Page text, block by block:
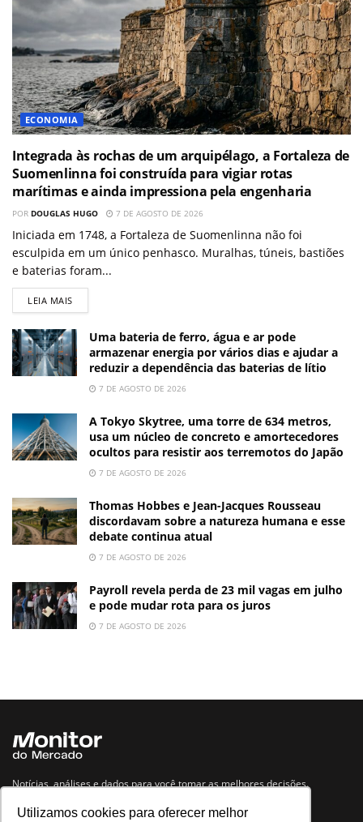
Utilizamos cookies para oferecer melhor
ECONOMIA
Integrada às rochas de um arquipélago, a Fortaleza de
Suomenlinna foi construída para vigiar rotas
marítimas e ainda impressiona pela engenharia
POR DOUGLAS HUGO 7 DE AGOSTO DE 2026
Iniciada em 1748, a Fortaleza de Suomenlinna não foi
esculpida em um único penhasco. Muralhas, túneis, bastiões
e baterias foram...
LEIA MAIS
Uma bateria de ferro, água e ar pode
armazenar energia por vários dias e ajudar a
reduzir a dependência das baterias de lítio
7 DE AGOSTO DE 2026
A Tokyo Skytree, uma torre de 634 metros,
usa um núcleo de concreto e amortecedores
ocultos para resistir aos terremotos do Japão
7 DE AGOSTO DE 2026
Thomas Hobbes e Jean-Jacques Rousseau
discordavam sobre a natureza humana e esse
debate continua atual
7 DE AGOSTO DE 2026
Payroll revela perda de 23 mil vagas em julho
e pode mudar rota para os juros
7 DE AGOSTO DE 2026
Notícias, análises e dados para você tomar as melhores decisões.
Navegue no site